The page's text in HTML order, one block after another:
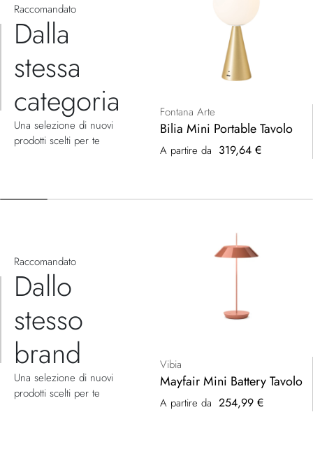
Raccomandato
Dalla
stessa
categoria
Una selezione di nuovi
prodotti scelti per te
Fontana Arte
Bilia Mini Portable Tavolo
A partire da 319,64 €
Raccomandato
Dallo
stesso
brand
Una selezione di nuovi
prodotti scelti per te
Vibia
Mayfair Mini Battery Tavolo
A partire da 254,99 €